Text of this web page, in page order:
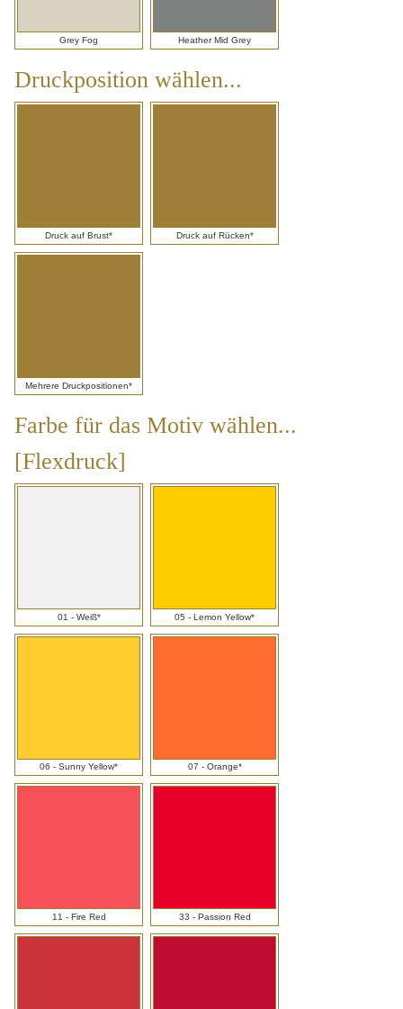
Grey Fog Heather Mid Grey
Druckposition wählen...
Druck auf Brust* Druck auf Rücken*
Mehrere Druckpositionen*
Farbe für das Motiv wählen...
[Flexdruck]
wählen...
01 - Weiß* 05 - Lemon Yellow*
06 - Sunny Yellow* 07 - Orange*
11 - Fire Red 33 - Passion Red